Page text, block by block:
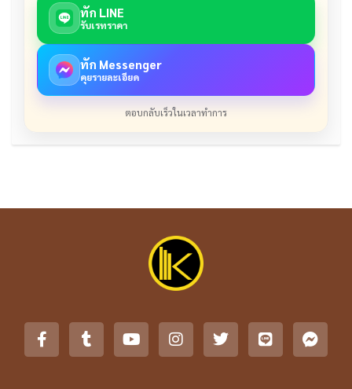
ทัก LINE
รับเรทราคา
ทัก Messenger
คุยรายละเอียด
ตอบกลับเร็วในเวลาทำการ